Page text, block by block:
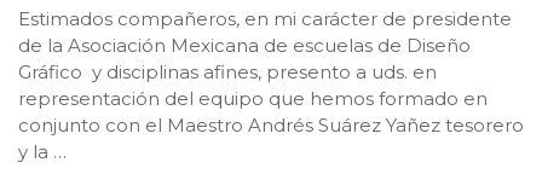
Estimados compañeros, en mi carácter de presidente
de la Asociación Mexicana de escuelas de Diseño
Gráfico y disciplinas afines, presento a uds. en
representación del equipo que hemos formado en
conjunto con el Maestro Andrés Suárez Yañez tesorero
y la …